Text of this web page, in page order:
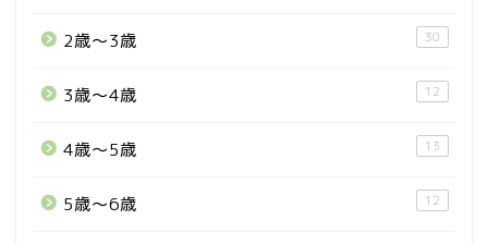
2歳〜3歳 30
3歳〜4歳 12
4歳〜5歳 13
5歳〜6歳 12